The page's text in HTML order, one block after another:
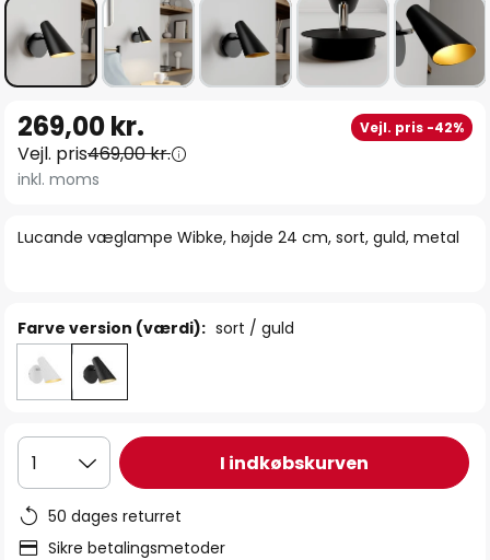
starten
af
Lucande væglampe Wibke, højde 24 cm, sort, guld, metal
269,00 kr. Vejl. pris -42%
Vejl. pris469,00 kr.
inkl. moms
Farve version (værdi): sort / guld
1 I indkøbskurven
50 dages returret
Sikre betalingsmetoder